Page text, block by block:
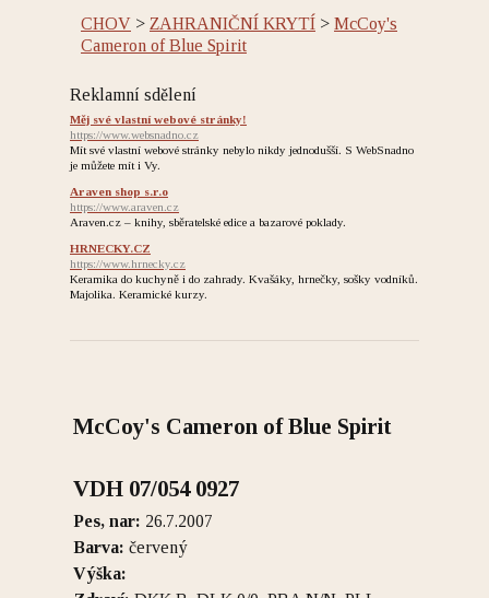
CHOV > ZAHRANIČNÍ KRYTÍ > McCoy's
Cameron of Blue Spirit
Reklamní sdělení
Měj své vlastní webové stránky!
https://www.websnadno.cz
Mít své vlastní webové stránky nebylo nikdy jednodušší. S WebSnadno
je můžete mít i Vy.
Araven shop s.r.o
https://www.araven.cz
Araven.cz – knihy, sběratelské edice a bazarové poklady.
HRNECKY.CZ
https://www.hrnecky.cz
Keramika do kuchyně i do zahrady. Kvašáky, hrnečky, sošky vodníků.
Majolika. Keramické kurzy.
McCoy's Cameron of Blue Spirit
VDH 07/054 0927
Pes, nar: 26.7.2007
Barva: červený
Výška: